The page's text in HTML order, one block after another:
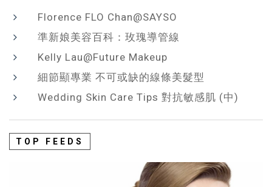
Florence FLO Chan@SAYSO
準新娘美容百科：玫瑰導管線
Kelly Lau@Future Makeup
細節顯專業 不可或缺的線條美髮型
Wedding Skin Care Tips 對抗敏感肌 (中)
TOP FEEDS